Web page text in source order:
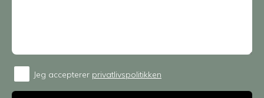
Consent
Jeg accepterer privatlivspolitikken